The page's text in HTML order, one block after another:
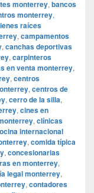
monterrey, bancos
monterrey,
raíces
, campamentos
, canchas deportivas
, carpinteros
en venta monterrey,
, centros
, centros de
, cerro de la silla,
, cines en
, clínicas
internacional
, comida típica
, concesionarias
en monterrey,
legal monterrey,
, contadores